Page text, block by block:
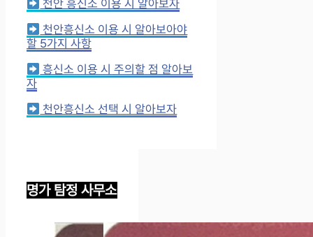
천안 흥신소 이용 시 알아보자
천안흥신소 이용 시 알아보아야
할 5가지 사항
흥신소 이용 시 주의할 점 알아보
자
천안흥신소 선택 시 알아보자
명가 탐정 사무소